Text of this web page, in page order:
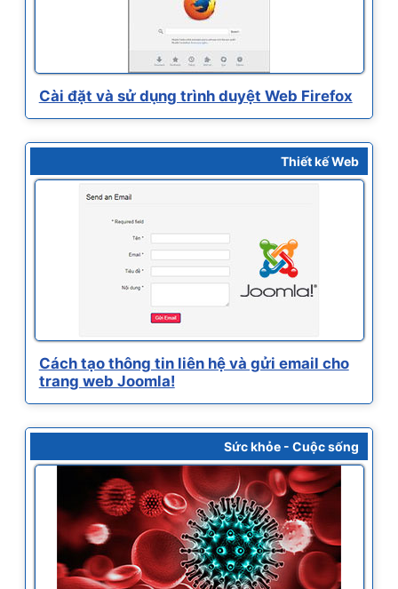
Cài đặt và sử dụng trình duyệt Web Firefox
Thiết kế Web
Cách tạo thông tin liên hệ và gửi email cho
trang web Joomla!
Sức khỏe - Cuộc sống